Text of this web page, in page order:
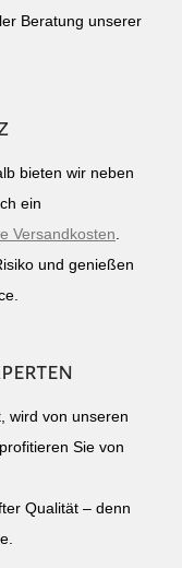
Beratung unserer
bieten wir neben
ein
Versandkosten
und genießen
wird von unseren
Sie von
Qualität – denn